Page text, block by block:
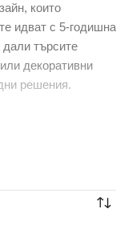
които
идват с 5-годишна
търсите
декоративни
решения.
визуален